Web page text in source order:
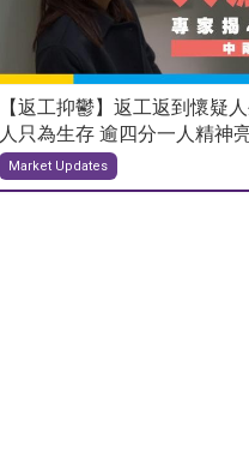
【返工抑鬱】返工返到懷疑
人只為生存 逾四分一人精神
Market Updates